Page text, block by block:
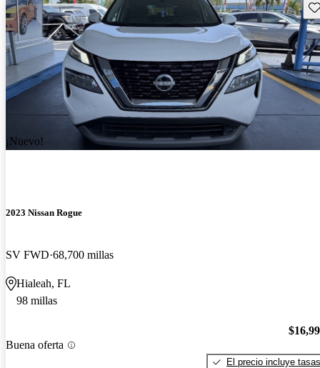
¡Nuevo!
2023 Nissan Rogue
SV FWD 68,700 millas
Hialeah, FL
98 millas
Buena oferta
El precio incluye tasas